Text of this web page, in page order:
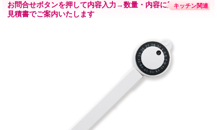
お問合せボタンを押して内容入力→数量・内容に応じて
見積書でご案内いたします
キッチン関連